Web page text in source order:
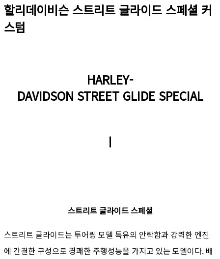
할리데이비슨 스트리트 글라이드 스페셜 커
스텀
HARLEY-
DAVIDSON STREET GLIDE SPECIAL
ㅣ
스트리트 글라이드 스페셜
스트리트 글라이드는 투어링 모델 특유의 안락함과 강력한 엔진
에 간결한 구성으로 경쾌한 주행성능을 가지고 있는 모델이다. 배